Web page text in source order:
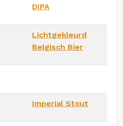
DIPA
Lichtgekleurd
Belgisch Bier
Imperial Stout